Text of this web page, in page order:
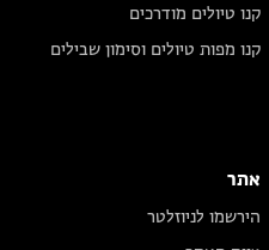
קנו טיולים מודרכים
קנו מפות טיולים וסימון שבילים
אתר
הירשמו לניוזלטר